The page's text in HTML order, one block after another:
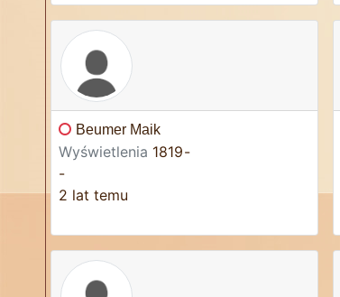
Beumer Maik
Wyświetlenia 1819
-
2 lat temu
-